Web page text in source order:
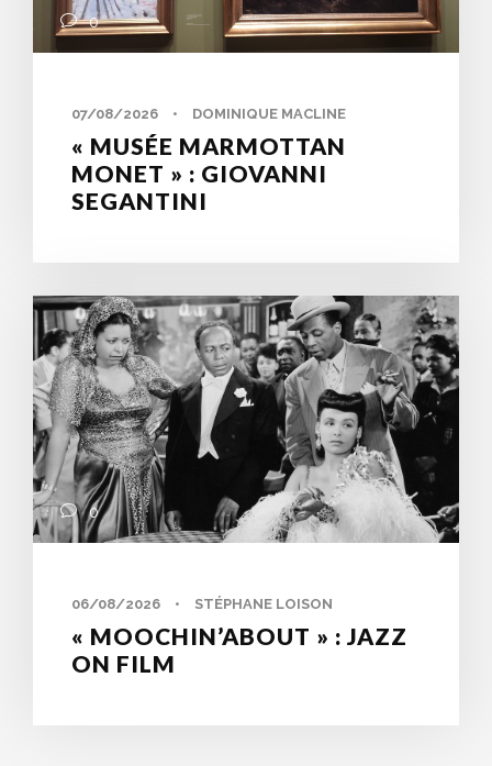
0
07/08/2026 • DOMINIQUE MACLINE
« MUSÉE MARMOTTAN
MONET » : GIOVANNI
SEGANTINI
0
06/08/2026 • STÉPHANE LOISON
« MOOCHIN’ABOUT » : JAZZ
ON FILM